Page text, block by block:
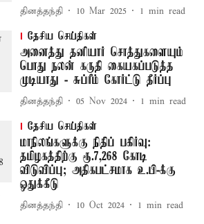
தினத்தந்தி 10 Mar 2025 1 min read
தேசிய செய்திகள்
அனைத்து தனியார் சொத்துகளையும்
பொது நலன் கருதி கையகப்படுத்த
முடியாது - சுப்ரீம் கோர்ட்டு தீர்ப்பு
தினத்தந்தி 05 Nov 2024 1 min read
தேசிய செய்திகள்
மாநிலங்களுக்கு நிதிப் பகிர்வு:
தமிழகத்திற்கு ரூ.7,268 கோடி
விடுவிப்பு; அதிகபட்சமாக உ.பி-க்கு
ஒதுக்கீடு
தினத்தந்தி 10 Oct 2024 1 min read